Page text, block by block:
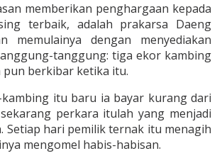
memberikan penghargaan kepada
terbaik, adalah prakarsa Daeng
memulainya dengan menyediakan
tanggung: tiga ekor kambing
pun berkibar ketika itu.
itu baru ia bayar kurang dari
perkara itulah yang menjadi
Setiap hari pemilik ternak itu menagih
mengomel habis-habisan.